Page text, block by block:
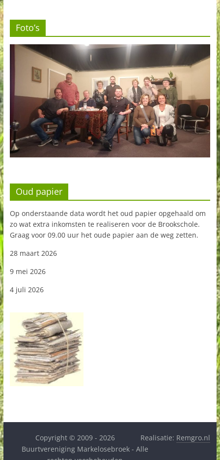
Foto’s
Oud papier
Op onderstaande data wordt het oud papier opgehaald om
zo wat extra inkomsten te realiseren voor de Brookschole.
Graag voor 09.00 uur het oude papier aan de weg zetten.
28 maart 2026
9 mei 2026
4 juli 2026
Realisatie: Remgro.nl
Copyright © 2009 - 2026
Buurtvereniging Markelosebroek - Alle